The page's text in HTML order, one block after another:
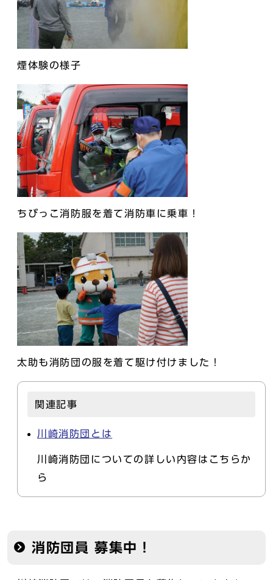
煙体験の様子
ちびっこ消防服を着て消防車に乗車！
太助も消防団の服を着て駆け付けました！
関連記事
川崎消防団とは
川崎消防団についての詳しい内容はこちらか
ら
消防団員 募集中！